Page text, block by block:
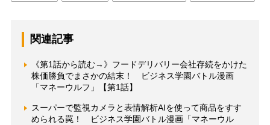
関連記事
《第1話から読む→》フードデリバリー会社存続をかけた
株価勝負でまさかの結末！ ビジネス学園バトル漫画
「マネーウルフ」【第1話】
スーパーで監視カメラと表情解析AIを使って商品をすす
められる罠！ ビジネス学園バトル漫画「マネーウル